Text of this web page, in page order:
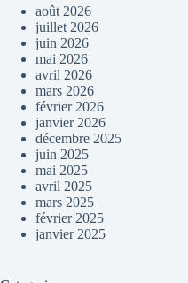
août 2026
juillet 2026
juin 2026
mai 2026
avril 2026
mars 2026
février 2026
janvier 2026
décembre 2025
juin 2025
mai 2025
avril 2025
mars 2025
février 2025
janvier 2025